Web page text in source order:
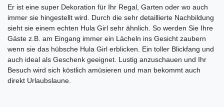
Er ist eine super Dekoration für Ihr Regal, Garten oder wo auch
immer sie hingestellt wird. Durch die sehr detaillierte Nachbildung
sieht sie einem echten Hula Girl sehr ähnlich. So werden Sie Ihre
Gäste z.B. am Eingang immer ein Lächeln ins Gesicht zaubern
wenn sie das hübsche Hula Girl erblicken. Ein toller Blickfang und
auch ideal als Geschenk geeignet. Lustig anzuschauen und Ihr
Besuch wird sich köstlich amüsieren und man bekommt auch
direkt Urlaubslaune.